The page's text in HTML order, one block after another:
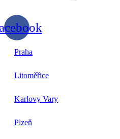
Praha
Litoměřice
Karlovy Vary
Plzeň